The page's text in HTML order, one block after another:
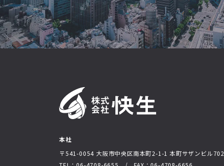
本社
〒541-0054 大阪市中央区南本町2-1-1本町サザンビル702